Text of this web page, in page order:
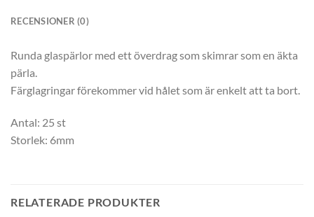
RECENSIONER (0)
Runda glaspärlor med ett överdrag som skimrar som en äkta
pärla.
Färglagringar förekommer vid hålet som är enkelt att ta bort.
Antal: 25 st
Storlek: 6mm
RELATERADE PRODUKTER